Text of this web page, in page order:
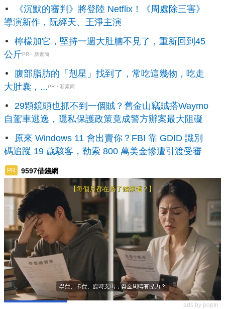
《沉默的審判》將登陸 Netflix！《周處除三害》
導演新作，阮經天、王淨主演
檸檬加它，堅持一週大肚腩不見了，重新回到45
公斤PR・新素簡
腹部脂肪的「剋星」找到了，常吃這幾物，吃走
大肚囊，...PR・新素簡
29顆鏡頭也抓不到一個賊？舊金山竊賊搭Waymo
自駕車逃逸，隱私保護政策竟成警方辦案最大阻礙
原來 Windows 11 會出賣你？FBI 靠 GDID 識別
碼追蹤 19 歲駭客，勒索 800 萬美金慘遭引渡受審
PR 9597借錢網
ads by popIn